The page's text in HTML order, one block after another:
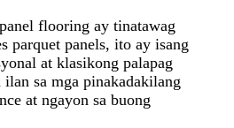
flooring ay tinatawag
parquet panels, ito ay isang
at klasikong palapag
ilan sa mga pinakadakilang
at ngayon sa buong